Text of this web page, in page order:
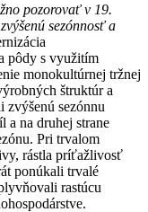
pozorovať v 19.
sezónnosť a
pôdy s využitím
monokultúrnej tržnej
štruktúr a
zvýšenú sezónnu
a na druhej strane
Pri trvalom
rástla príťažlivosť
ponúkali trvalé
rastúcu